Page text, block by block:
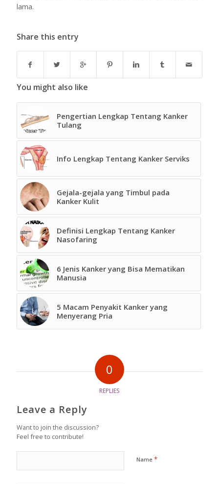
lama.
Share this entry
You might also like
Pengertian Lengkap Tentang Kanker
Tulang
Info Lengkap Tentang Kanker Serviks
Gejala-gejala yang Timbul pada
Kanker Kulit
Definisi Lengkap Tentang Kanker
Nasofaring
6 Jenis Kanker yang Bisa Mematikan
Manusia
5 Macam Penyakit Kanker yang
Menyerang Pria
0
REPLIES
Leave a Reply
Want to join the discussion?
Feel free to contribute!
Name *